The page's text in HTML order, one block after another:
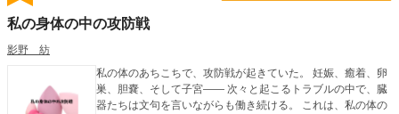
私の身体の中の攻防戦
影野 紡
私の体のあちこちで、攻防戦が起きていた。 妊娠、癒着、卵
巣、胆嚢、そして子宮―― 次々と起こるトラブルの中で、臓
器たちは文句を言いながらも働き続ける。 これは、私の体の